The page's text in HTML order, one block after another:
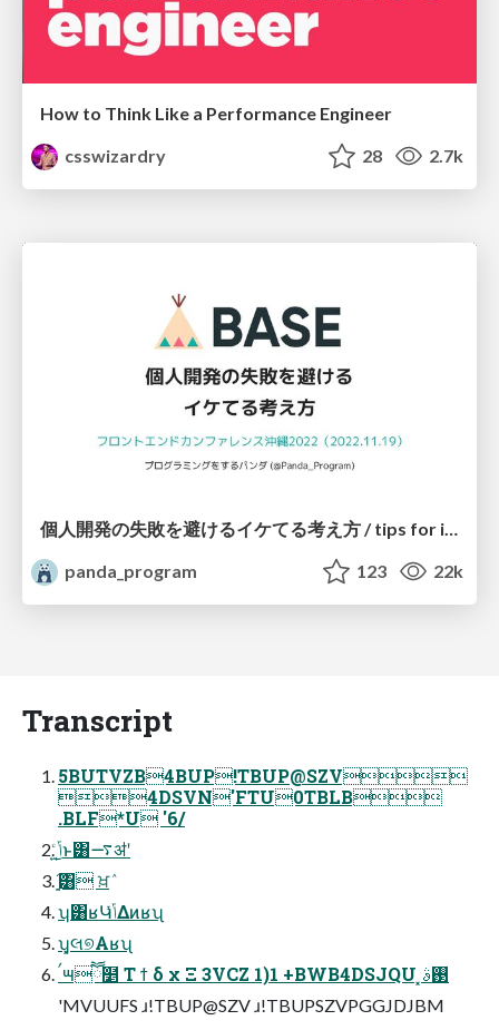
How to Think Like a Performance Engineer
csswizardry
28 2.7k
panda_program
123 22k
Transcript
5BUTVZB4BUP!TBUP@SZV
4DSVN'FTU0TBLB
.BLF*U '6/
ݴ͍͍ͨ͜ͱ͸࠷ॳʹ
ָ͍͠͸ ਖ਼ٛ
ʮ͸ʁԿݴͬͯΔͷʁʯ
ʮ͓લ୭Αʁʯ
ࠤ౻ཽ໵ Τ ϯ δ χ Ξ 3VCZ 1)1 +BWB4DSJQU ͓࢓ࣄ
'MVUUFS ɹ!TBUP@SZV ɹ!TBUPSZVPGGJDJBM